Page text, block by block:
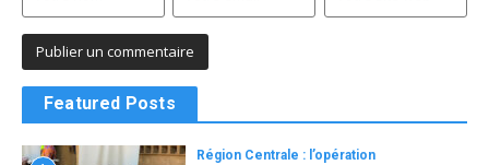
Featured Posts
Région Centrale : l’opération